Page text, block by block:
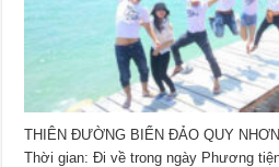
THIÊN ĐƯỜNG BIỂN ĐẢO QUY
Thời gian: Đi về trong ngày Phương